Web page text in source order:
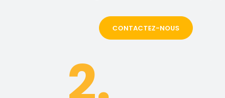
CONTACTEZ-NOUS
2.